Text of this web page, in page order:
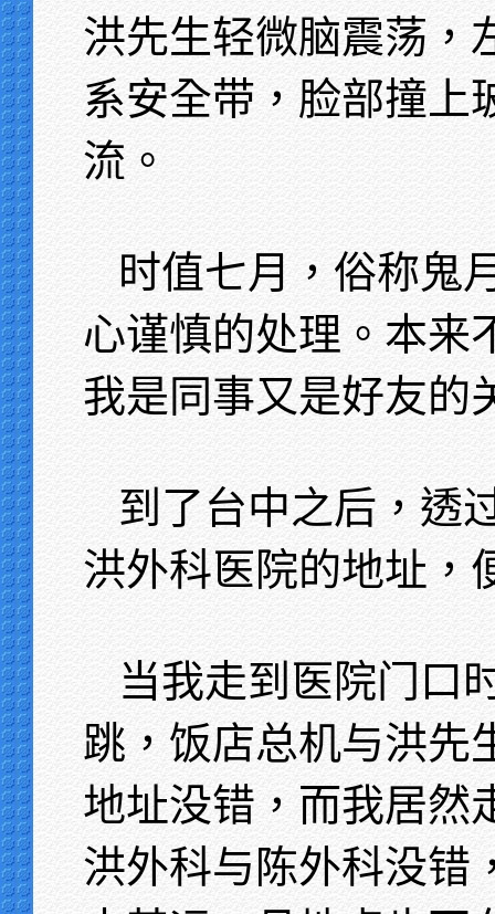
洪先生轻微脑震荡，
系安全带，脸部撞上
流。
时值七月，俗称鬼
心谨慎的处理。本来
我是同事又是好友的
到了台中之后，透
洪外科医院的地址，
当我走到医院门口
跳，饭店总机与洪先
地址没错，而我居然
洪外科与陈外科没错